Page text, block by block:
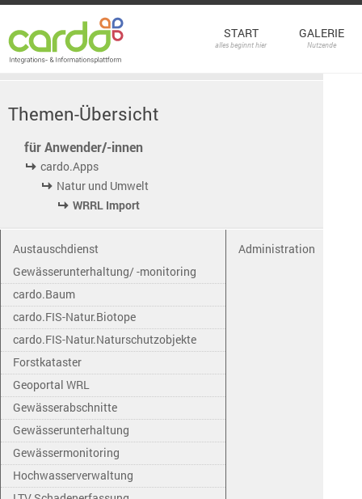
START
alles beginnt hier
GALERIE
Nutzende
Themen-Übersicht
für Anwender/-innen
cardo.Apps
Natur und Umwelt
WRRL Import
Austauschdienst
Gewässerunterhaltung/ -monitoring
cardo.Baum
cardo.FIS-Natur.Biotope
cardo.FIS-Natur.Naturschutzobjekte
Forstkataster
Geoportal WRL
Gewässerabschnitte
Gewässerunterhaltung
Gewässermonitoring
Hochwasserverwaltung
Administration